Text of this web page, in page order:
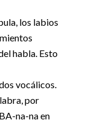
los labios
habla. Esto
vocálicos.
por
na-na en